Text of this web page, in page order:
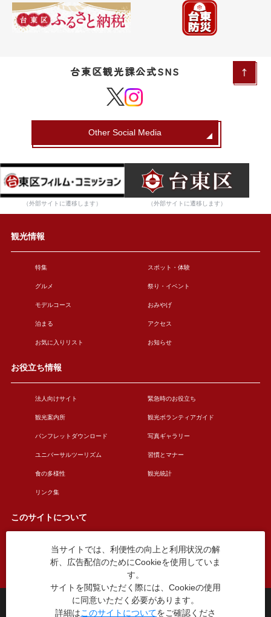
台東区観光課公式SNS
Other Social Media
（外部サイトに遷移します） （外部サイトに遷移します）
観光情報
特集 スポット・体験
グルメ 祭り・イベント
モデルコース おみやげ
泊まる アクセス
お気に入りリスト お知らせ
お役立ち情報
法人向けサイト 緊急時のお役立ち
観光案内所 観光ボランティアガイド
パンフレットダウンロード 写真ギャラリー
ユニバーサルツーリズム 習慣とマナー
食の多様性 観光統計
リンク集
このサイトについて
このサイトについて 広告掲載について
お問い合わせ
台東区役所観光課
〒110-8615 東京都台東区東上野4丁目5番6号
当サイトでは、利便性の向上と利用状況の解
析、広告配信のためにCookieを使用していま
す。
サイトを閲覧いただく際には、Cookieの使用
に同意いただく必要があります。
詳細はこのサイトについてをご確認くださ